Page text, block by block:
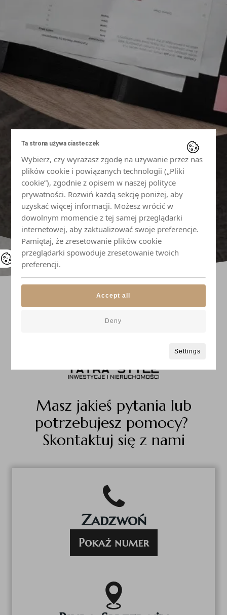
Masz jakieś pytania lub
potrzebujesz pomocy?
Skontaktuj się z nami
Zadzwoń
Pokaż numer
Ta strona używa ciasteczek
Wybierz, czy wyrażasz zgodę na używanie przez nas
plików cookie i powiązanych technologii („Pliki
cookie”), zgodnie z opisem w naszej polityce
prywatności. Rozwiń każdą sekcję poniżej, aby
uzyskać więcej informacji. Możesz wrócić w
dowolnym momencie z tej samej przeglądarki
internetowej, aby zaktualizować swoje preferencje.
Pamiętaj, że zresetowanie plików cookie
przeglądarki spowoduje zresetowanie twoich
preferencji.
Settings
Deny
Accept all